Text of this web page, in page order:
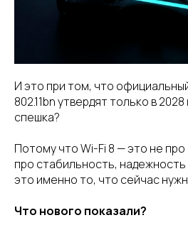
И это при том, что
802.11bn утвердят только в
спешка?
Потому что Wi-Fi 8 — это не
про стабильность,
это именно то, что сейчас
Что нового показали?